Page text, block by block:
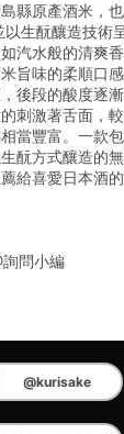
縣原產酒米，
以生酛釀造技術
汽水般的清爽
旨味的柔順口
後段的酸度逐
刺激著舌面，
當豐富。一款包
酛方式釀造的
給喜愛日本酒的
問小編
@kurisake